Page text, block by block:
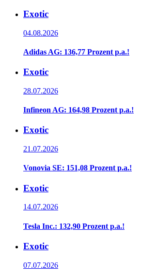
Exotic
04.08.2026
Adidas AG: 136,77 Prozent p.a.!
Exotic
28.07.2026
Infineon AG: 164,98 Prozent p.a.!
Exotic
21.07.2026
Vonovia SE: 151,08 Prozent p.a.!
Exotic
14.07.2026
Tesla Inc.: 132,90 Prozent p.a.!
Exotic
07.07.2026